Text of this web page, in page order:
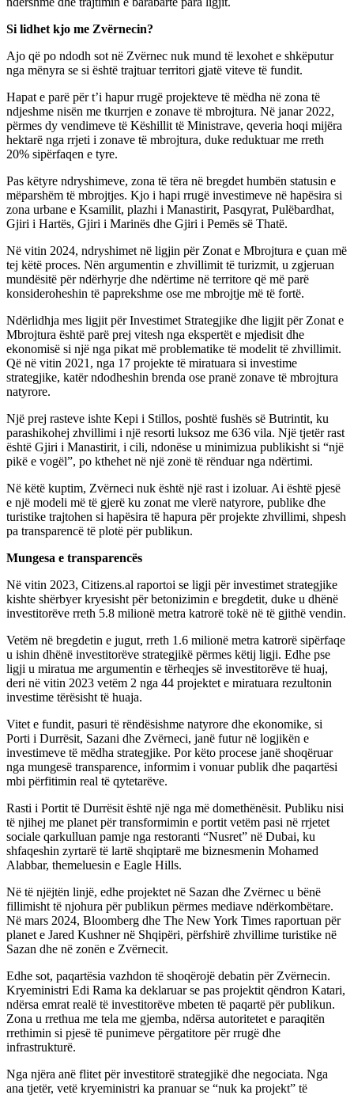
Si lidhet kjo me Zvërnecin?
Ajo që po ndodh sot në Zvërnec nuk mund të lexohet e shkëputur
nga mënyra se si është trajtuar territori gjatë viteve të fundit.
Hapat e parë për t’i hapur rrugë projekteve të mëdha në zona të
ndjeshme nisën me tkurrjen e zonave të mbrojtura. Në janar 2022,
përmes dy vendimeve të Këshillit të Ministrave, qeveria hoqi mijëra
hektarë nga rrjeti i zonave të mbrojtura, duke reduktuar me rreth
20% sipërfaqen e tyre.
Pas këtyre ndryshimeve, zona të tëra në bregdet humbën statusin e
mëparshëm të mbrojtjes. Kjo i hapi rrugë investimeve në hapësira si
zona urbane e Ksamilit, plazhi i Manastirit, Pasqyrat, Pulëbardhat,
Gjiri i Hartës, Gjiri i Marinës dhe Gjiri i Pemës së Thatë.
Në vitin 2024, ndryshimet në ligjin për Zonat e Mbrojtura e çuan më
tej këtë proces. Nën argumentin e zhvillimit të turizmit, u zgjeruan
mundësitë për ndërhyrje dhe ndërtime në territore që më parë
konsideroheshin të paprekshme ose me mbrojtje më të fortë.
Ndërlidhja mes ligjit për Investimet Strategjike dhe ligjit për Zonat e
Mbrojtura është parë prej vitesh nga ekspertët e mjedisit dhe
ekonomisë si një nga pikat më problematike të modelit të zhvillimit.
Që në vitin 2021, nga 17 projekte të miratuara si investime
strategjike, katër ndodheshin brenda ose pranë zonave të mbrojtura
natyrore.
Një prej rasteve ishte Kepi i Stillos, poshtë fushës së Butrintit, ku
parashikohej zhvillimi i një resorti luksoz me 636 vila. Një tjetër rast
është Gjiri i Manastirit, i cili, ndonëse u minimizua publikisht si “një
pikë e vogël”, po kthehet në një zonë të rënduar nga ndërtimi.
Në këtë kuptim, Zvërneci nuk është një rast i izoluar. Ai është pjesë
e një modeli më të gjerë ku zonat me vlerë natyrore, publike dhe
turistike trajtohen si hapësira të hapura për projekte zhvillimi, shpesh
pa transparencë të plotë për publikun.
Mungesa e transparencës
Në vitin 2023, Citizens.al raportoi se ligji për investimet strategjike
kishte shërbyer kryesisht për betonizimin e bregdetit, duke u dhënë
investitorëve rreth 5.8 milionë metra katrorë tokë në të gjithë vendin.
Vetëm në bregdetin e jugut, rreth 1.6 milionë metra katrorë sipërfaqe
u ishin dhënë investitorëve strategjikë përmes këtij ligji. Edhe pse
ligji u miratua me argumentin e tërheqjes së investitorëve të huaj,
deri në vitin 2023 vetëm 2 nga 44 projektet e miratuara rezultonin
investime tërësisht të huaja.
Vitet e fundit, pasuri të rëndësishme natyrore dhe ekonomike, si
Porti i Durrësit, Sazani dhe Zvërneci, janë futur në logjikën e
investimeve të mëdha strategjike. Por këto procese janë shoqëruar
nga mungesë transparence, informim i vonuar publik dhe paqartësi
mbi përfitimin real të qytetarëve.
Rasti i Portit të Durrësit është një nga më domethënësit. Publiku nisi
të njihej me planet për transformimin e portit vetëm pasi në rrjetet
sociale qarkulluan pamje nga restoranti “Nusret” në Dubai, ku
shfaqeshin zyrtarë të lartë shqiptarë me biznesmenin Mohamed
Alabbar, themeluesin e Eagle Hills.
Në të njëjtën linjë, edhe projektet në Sazan dhe Zvërnec u bënë
fillimisht të njohura për publikun përmes mediave ndërkombëtare.
Në mars 2024, Bloomberg dhe The New York Times raportuan për
planet e Jared Kushner në Shqipëri, përfshirë zhvillime turistike në
Sazan dhe në zonën e Zvërnecit.
Edhe sot, paqartësia vazhdon të shoqërojë debatin për Zvërnecin.
Kryeministri Edi Rama ka deklaruar se pas projektit qëndron Katari,
ndërsa emrat realë të investitorëve mbeten të paqartë për publikun.
Zona u rrethua me tela me gjemba, ndërsa autoritetet e paraqitën
rrethimin si pjesë të punimeve përgatitore për rrugë dhe
infrastrukturë.
Nga njëra anë flitet për investitorë strategjikë dhe negociata. Nga
ana tjetër, vetë kryeministri ka pranuar se “nuk ka projekt” të